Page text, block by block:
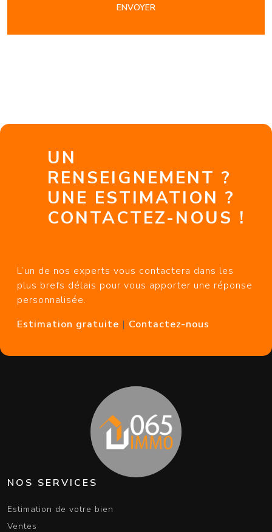
ENVOYER
UN
RENSEIGNEMENT ?
UNE ESTIMATION ?
CONTACTEZ-NOUS !
L’un de nos experts vous contactera dans les
plus brefs délais pour vous apporter une réponse
personnalisée.
Estimation gratuite | Contactez-nous
NOS SERVICES
Estimation de votre bien
Ventes